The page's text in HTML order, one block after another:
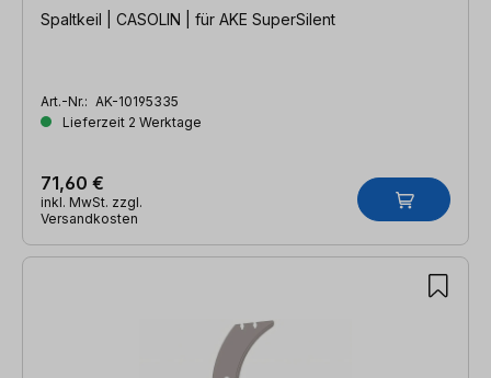
Spaltkeil | CASOLIN | für AKE SuperSilent
Art.-Nr.: AK-10195335
Lieferzeit 2 Werktage
71,60 €
inkl. MwSt. zzgl.
Versandkosten